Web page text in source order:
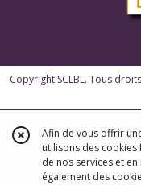
Copyright SCLBL. Tous
Afin de vous offrir
utilisons des
de nos services et
également des